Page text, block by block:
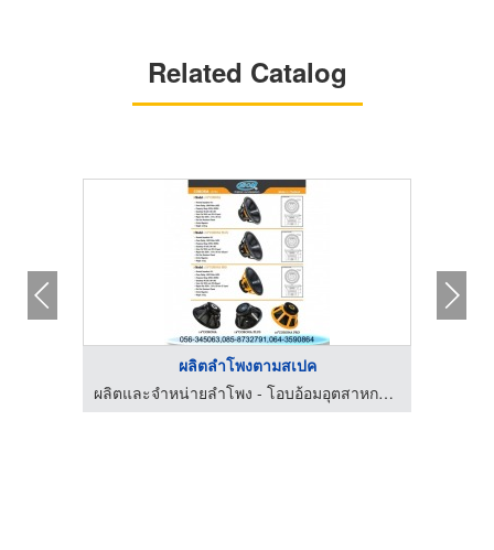
Related Catalog
ผลิตลำโพงตามสเปค
ผลิตและจำหน่ายลำโพง - โอบอ้อมอุตสาหกรรม